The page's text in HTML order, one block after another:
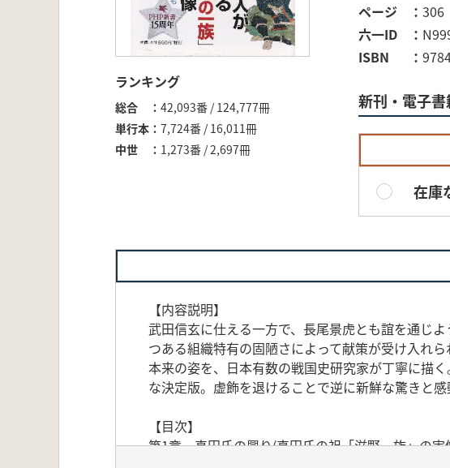
ランキング
総合
42,093番 / 124,777冊
単行本
7,724番 / 16,011冊
中世
1,273番 / 2,697冊
ページ
306
六一ID
ISBN
新刊・電子書
在庫
【内容説明】
武田信玄に仕える一方で、長尾景虎とも誼を通じ
つある組織特有の固陋さによって献策が受け入れ
本来の姿を、日本有数の戦国史研究家が丁寧に描
な決定版。虚飾を退けることで逆に新鮮な驚きと感
【目次】
第1章 真田氏の興り(真田氏の祖「滋野一族」の実